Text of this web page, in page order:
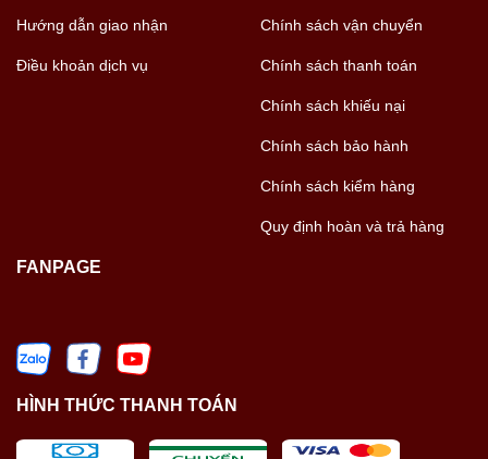
Hướng dẫn giao nhận
Điều khoản dịch vụ
Chính sách vận chuyển
Chính sách thanh toán
Chính sách khiếu nại
Chính sách bảo hành
Chính sách kiểm hàng
Quy định hoàn và trả hàng
FANPAGE
HÌNH THỨC THANH TOÁN